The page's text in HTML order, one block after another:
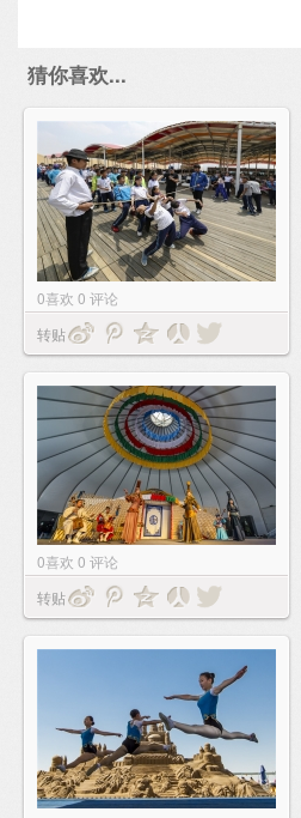
猜你喜欢...
0喜欢 0 评论
转贴
0喜欢 0 评论
转贴